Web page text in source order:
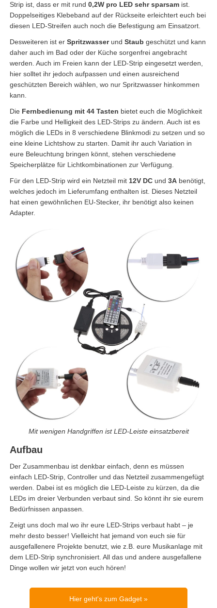
Strip ist, dass er mit rund 0,2W pro LED sehr sparsam ist.
Doppelseitiges Klebeband auf der Rückseite erleichtert euch bei
diesen LED-Streifen auch noch die Befestigung am Einsatzort.
Desweiteren ist er Spritzwasserund Staub geschützt und kann
daher auch im Bad oder der Küche sorgenfrei angebracht
werden. Auch im Freien kann der LED-Strip eingesetzt werden,
hier solltet ihr jedoch aufpassen und einen ausreichend
geschützten Bereich wählen, wo nur Spritzwasser hinkommen
kann.
Die Fernbedienung mit 44 Tasten bietet euch die Möglichkeit
die Farbe und Helligkeit des LED-Strips zu ändern. Auch ist es
möglich die LEDs in 8 verschiedene Blinkmodi zu setzen und so
eine kleine Lichtshow zu starten. Damit ihr auch Variation in
eure Beleuchtung bringen könnt, stehen verschiedene
Speicherplätze für Lichtkombinationen zur Verfügung.
Für den LED-Strip wird ein Netzteil mit 12V DC und 3A benötigt,
welches jedoch im Lieferumfang enthalten ist. Dieses Netzteil
hat einen gewöhnlichen EU-Stecker, ihr benötigt also keinen
Adapter.
Mit wenigen Handgriffen ist LED-Leiste einsatzbereit
Aufbau
Der Zusammenbau ist denkbar einfach, denn es müssen
einfach LED-Strip, Controller und das Netzteil zusammengefügt
werden. Dabei ist es möglich die LED-Leiste zu kürzen, da die
LEDs im dreier Verbunden verbaut sind. So könnt ihr sie eurem
Bedürfnissen anpassen.
Zeigt uns doch mal wo ihr eure LED-Strips verbaut habt – je
mehr desto besser! Vielleicht hat jemand von euch sie für
ausgefallenere Projekte benutzt, wie z.B. eure Musikanlage mit
dem LED-Strip synchronisiert. All das und andere ausgefallene
Dinge wollen wir jetzt von euch hören!
Hier geht's zum Gadget